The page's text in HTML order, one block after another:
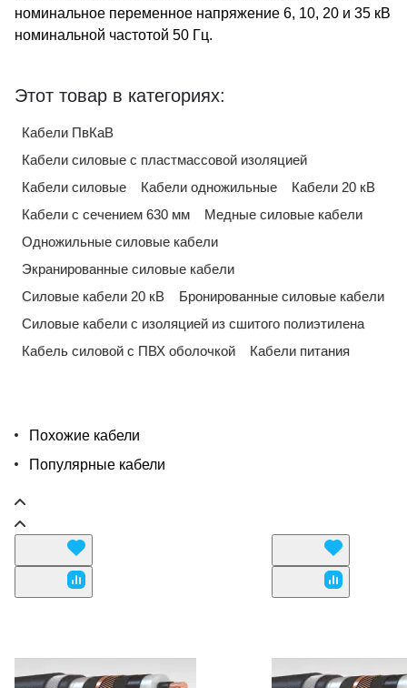
номинальное переменное напряжение 6, 10, 20 и 35 кВ
номинальной частотой 50 Гц.
Этот товар в категориях:
Кабели ПвКаВ
Кабели силовые с пластмассовой изоляцией
Кабели силовые
Кабели одножильные
Кабели 20 кВ
Кабели с сечением 630 мм
Медные силовые кабели
Одножильные силовые кабели
Экранированные силовые кабели
Силовые кабели 20 кВ
Бронированные силовые кабели
Силовые кабели с изоляцией из сшитого полиэтилена
Кабель силовой с ПВХ оболочкой
Кабели питания
Похожие кабели
Популярные кабели